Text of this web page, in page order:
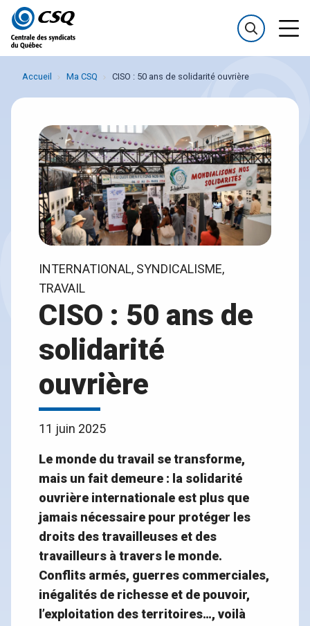
Passer
au
menu
Passer
au
contenu
Accueil Ma CSQ CISO : 50 ans de solidarité ouvrière
INTERNATIONAL, SYNDICALISME,
TRAVAIL
CISO : 50 ans de
solidarité
ouvrière
11 juin 2025
Le monde du travail se transforme,
mais un fait demeure : la solidarité
ouvrière internationale est plus que
jamais nécessaire pour protéger les
droits des travailleuses et des
travailleurs à travers le monde.
Conflits armés, guerres commerciales,
inégalités de richesse et de pouvoir,
l’exploitation des territoires…, voilà